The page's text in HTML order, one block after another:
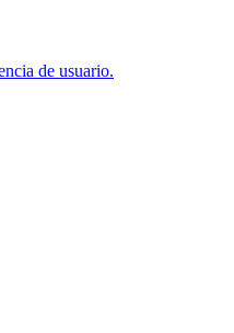
de usuario.